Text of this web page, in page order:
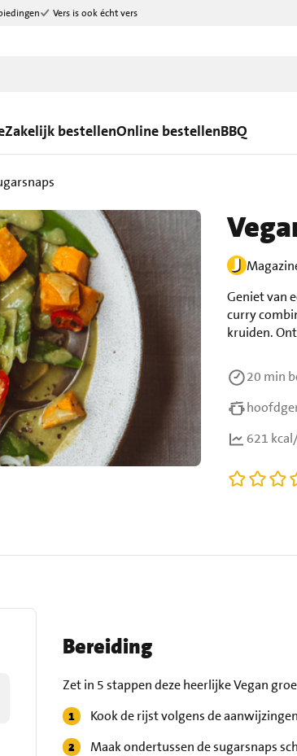
Vers is ook écht vers
Zakelijk bestellenOnline bestellenBBQ
Geniet van
curry
kruiden.
20 min
621
Bereiding
Zet in 5 stappen deze heerlijke Vegan
Kook de rijst volgens de
Maak ondertussen de sugarsnaps